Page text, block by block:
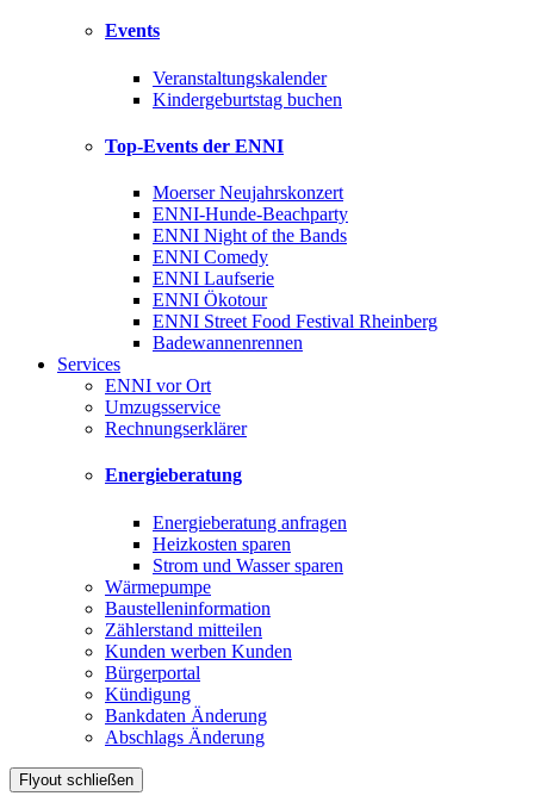
Events
Veranstaltungskalender
Kindergeburtstag buchen
Top-Events der ENNI
Moerser Neujahrskonzert
ENNI-Hunde-Beachparty
ENNI Night of the Bands
ENNI Comedy
ENNI Laufserie
ENNI Ökotour
ENNI Street Food Festival Rheinberg
Badewannenrennen
Services
ENNI vor Ort
Umzugsservice
Rechnungserklärer
Energieberatung
Energieberatung anfragen
Heizkosten sparen
Strom und Wasser sparen
Wärmepumpe
Baustelleninformation
Zählerstand mitteilen
Kunden werben Kunden
Bürgerportal
Kündigung
Bankdaten Änderung
Abschlags Änderung
Flyout schließen